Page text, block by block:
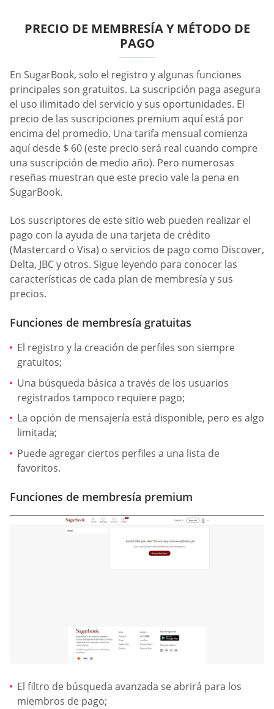
PRECIO DE MEMBRESÍA Y MÉTODO DE
PAGO
En SugarBook, solo el registro y algunas funciones
principales son gratuitos. La suscripción paga asegura
el uso ilimitado del servicio y sus oportunidades. El
precio de las suscripciones premium aquí está por
encima del promedio. Una tarifa mensual comienza
aquí desde $ 60 (este precio será real cuando compre
una suscripción de medio año). Pero numerosas
reseñas muestran que este precio vale la pena en
SugarBook.
Los suscriptores de este sitio web pueden realizar el
pago con la ayuda de una tarjeta de crédito
(Mastercard o Visa) o servicios de pago como Discover,
Delta, JBC y otros. Sigue leyendo para conocer las
características de cada plan de membresía y sus
precios.
Funciones de membresía gratuitas
El registro y la creación de perfiles son siempre
gratuitos;
Una búsqueda básica a través de los usuarios
registrados tampoco requiere pago;
La opción de mensajería está disponible, pero es algo
limitada;
Puede agregar ciertos perfiles a una lista de
favoritos.
Funciones de membresía premium
El filtro de búsqueda avanzada se abrirá para los
miembros de pago;